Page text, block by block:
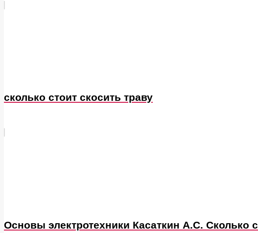
сколько стоит скосить траву
Основы электротехники Касаткин А.С. Сколько